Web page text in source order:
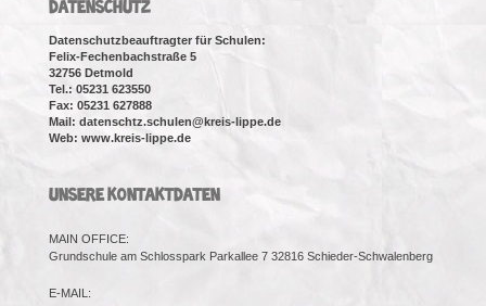
DATENSCHUTZ
Datenschutzbeauftragter für Schulen:
Felix-Fechenbachstraße 5
32756 Detmold
Tel.: 05231 623550
Fax: 05231 627888
Mail: datenschtz.schulen@kreis-lippe.de
Web: www.kreis-lippe.de
UNSERE KONTAKTDATEN
MAIN OFFICE:
Grundschule am Schlosspark Parkallee 7 32816 Schieder-Schwalenberg
E-MAIL: